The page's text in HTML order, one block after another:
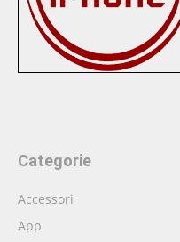
Categorie
Accessori
App